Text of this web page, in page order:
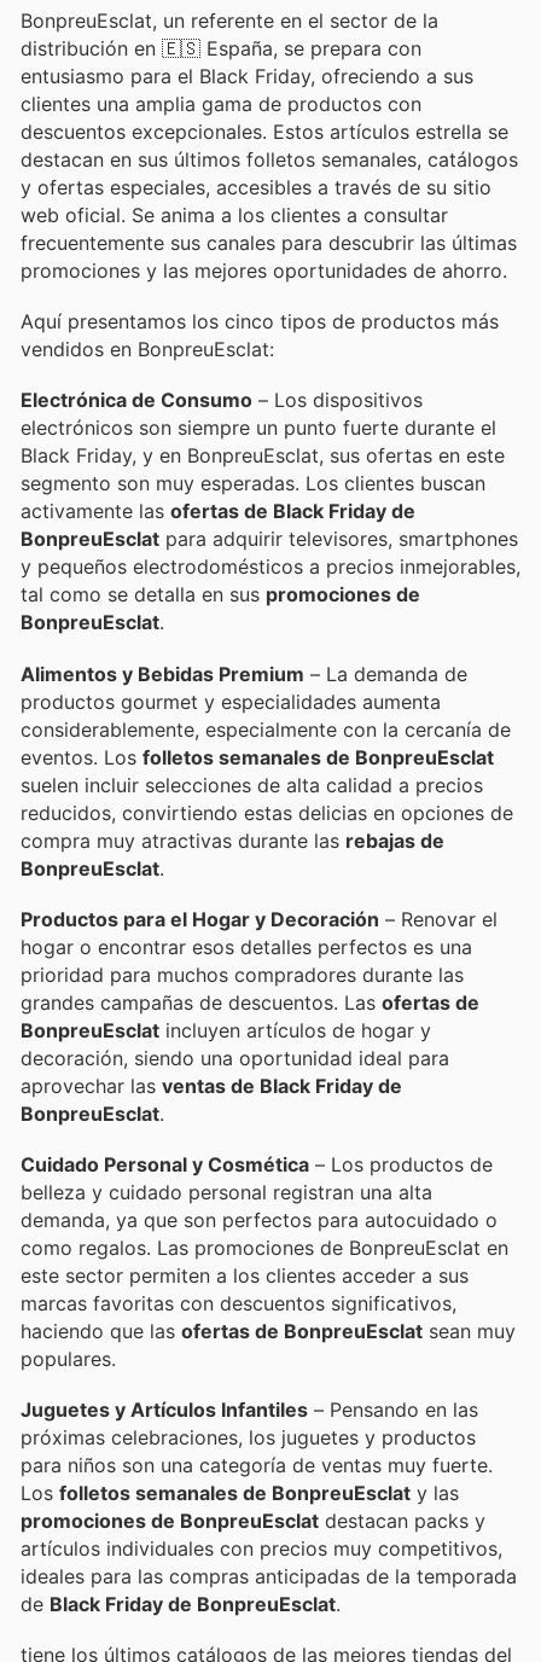
BonpreuEsclat, un referente en el sector de la
distribución en 🇪🇸 España, se prepara con
entusiasmo para el Black Friday, ofreciendo a sus
clientes una amplia gama de productos con
descuentos excepcionales. Estos artículos estrella se
destacan en sus últimos folletos semanales, catálogos
y ofertas especiales, accesibles a través de su sitio
web oficial. Se anima a los clientes a consultar
frecuentemente sus canales para descubrir las últimas
promociones y las mejores oportunidades de ahorro.
Aquí presentamos los cinco tipos de productos más
vendidos en BonpreuEsclat:
Electrónica de Consumo – Los dispositivos
electrónicos son siempre un punto fuerte durante el
Black Friday, y en BonpreuEsclat, sus ofertas en este
segmento son muy esperadas. Los clientes buscan
activamente las ofertas de Black Friday de
BonpreuEsclat para adquirir televisores, smartphones
y pequeños electrodomésticos a precios inmejorables,
tal como se detalla en sus promociones de
BonpreuEsclat.
Alimentos y Bebidas Premium – La demanda de
productos gourmet y especialidades aumenta
considerablemente, especialmente con la cercanía de
eventos. Los folletos semanales de BonpreuEsclat
suelen incluir selecciones de alta calidad a precios
reducidos, convirtiendo estas delicias en opciones de
compra muy atractivas durante las rebajas de
BonpreuEsclat.
Productos para el Hogar y Decoración – Renovar el
hogar o encontrar esos detalles perfectos es una
prioridad para muchos compradores durante las
grandes campañas de descuentos. Las ofertas de
BonpreuEsclat incluyen artículos de hogar y
decoración, siendo una oportunidad ideal para
aprovechar las ventas de Black Friday de
BonpreuEsclat.
Cuidado Personal y Cosmética – Los productos de
belleza y cuidado personal registran una alta
demanda, ya que son perfectos para autocuidado o
como regalos. Las promociones de BonpreuEsclat en
este sector permiten a los clientes acceder a sus
marcas favoritas con descuentos significativos,
haciendo que las ofertas de BonpreuEsclat sean muy
populares.
Juguetes y Artículos Infantiles – Pensando en las
próximas celebraciones, los juguetes y productos
para niños son una categoría de ventas muy fuerte.
Los folletos semanales de BonpreuEsclat y las
promociones de BonpreuEsclat destacan packs y
artículos individuales con precios muy competitivos,
ideales para las compras anticipadas de la temporada
de Black Friday de BonpreuEsclat.
tiene los últimos catálogos de las mejores tiendas del